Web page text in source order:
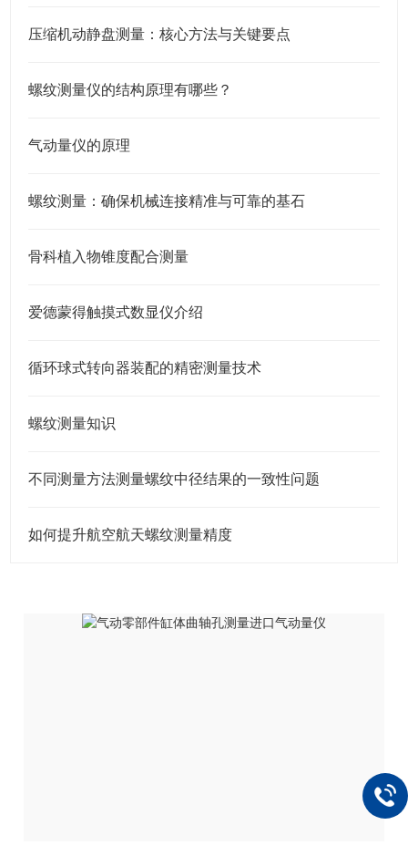
压缩机动静盘测量：核心方法与关键要点
螺纹测量仪的结构原理有哪些？
气动量仪的原理
螺纹测量：确保机械连接精准与可靠的基石
骨科植入物锥度配合测量
爱德蒙得触摸式数显仪介绍
循环球式转向器装配的精密测量技术
螺纹测量知识
不同测量方法测量螺纹中径结果的一致性问题
如何提升航空航天螺纹测量精度